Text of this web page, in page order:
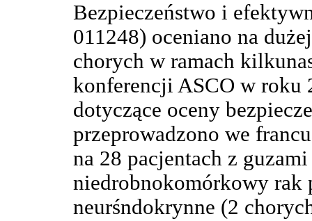
Bezpieczeństwo i
011248) oceniano na
chorych w ramach
konferencji ASCO w roku
dotyczące oceny
przeprowadzono we
na 28 pacjentach z
niedrobnokomórkowy rak
neurśndokrynne (2